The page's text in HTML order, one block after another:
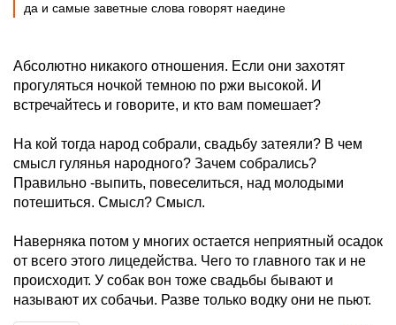
да и самые заветные слова говорят наедине
Абсолютно никакого отношения. Если они захотят
прогуляться ночкой темною по ржи высокой. И
встречайтесь и говорите, и кто вам помешает?
На кой тогда народ собрали, свадьбу затеяли? В чем
смысл гулянья народного? Зачем собрались?
Правильно -выпить, повеселиться, над молодыми
потешиться. Смысл? Смысл.
Наверняка потом у многих остается неприятный осадок
от всего этого лицедейства. Чего то главного так и не
происходит. У собак вон тоже свадьбы бывают и
называют их собачьи. Разве только водку они не пьют.